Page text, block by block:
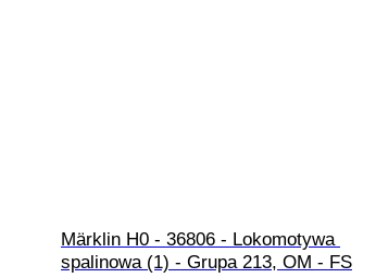
Märklin H0 - 36806 - Lokomotywa
spalinowa (1) - Grupa 213, OM - FS